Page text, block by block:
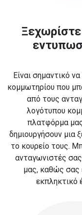
Είναι σημαντικό
κομμωτηρίου που
από τους
λογότυπου
πλατφόρμα
δημιουργήσουν μια
το κουρείο τους.
ανταγωνιστές
μας, καθώς σας
εκπληκτικό